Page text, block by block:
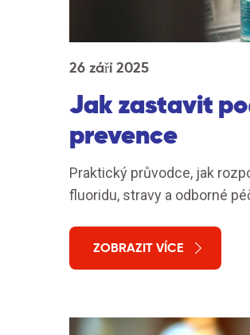
26 září 2025
Jak zastavit
prevence
Praktický průvodce, jak
fluoridu, stravy a odborné
ZOBRAZIT VÍCE